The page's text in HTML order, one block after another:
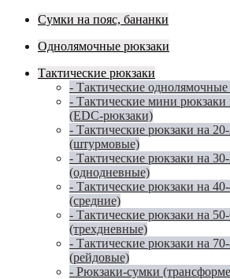
Сумки на пояс, бананки
Однолямочные рюкзаки
Тактические рюкзаки
- Тактические
- Тактические мини рюкзаки
(EDC-рюкзаки)
- Тактические рюкзаки на
(штурмовые)
- Тактические рюкзаки на
(однодневные)
- Тактические рюкзаки на
(средние)
- Тактические рюкзаки на
(трехдневные)
- Тактические рюкзаки на
(рейдовые)
- Рюкзаки-сумки